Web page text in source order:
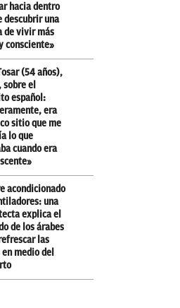
hacia dentro
descubrir una
de vivir más
consciente»
(54 años),
el
español:
era
sitio que me
lo que
cuando era
acondicionado
una
explica el
de los árabes
las
en medio del